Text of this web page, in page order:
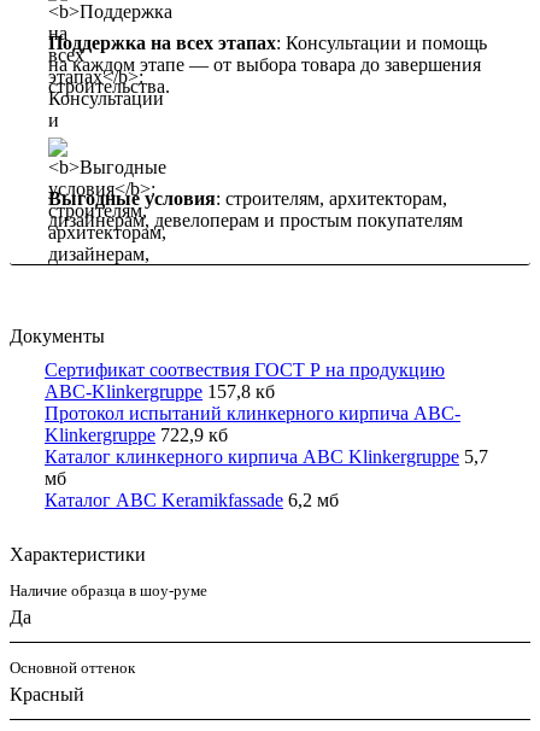
Поддержка на всех этапах: Консультации и помощь
на каждом этапе — от выбора товара до завершения
строительства.
Выгодные условия: строителям, архитекторам,
дизайнерам, девелоперам и простым покупателям
Документы
Сертификат соотвествия ГОСТ Р на продукцию
ABC-Klinkergruppe 157,8 кб
Протокол испытаний клинкерного кирпича ABC-
Klinkergruppe 722,9 кб
Каталог клинкерного кирпича ABC Klinkergruppe 5,7
мб
Каталог ABC Keramikfassade 6,2 мб
Характеристики
Наличие образца в шоу-руме
Да
Основной оттенок
Красный